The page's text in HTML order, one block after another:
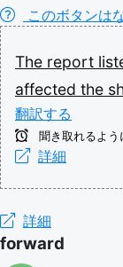
このボタンは
The report
affected the
翻訳する
聞き取れるよう
詳細
詳細
forward